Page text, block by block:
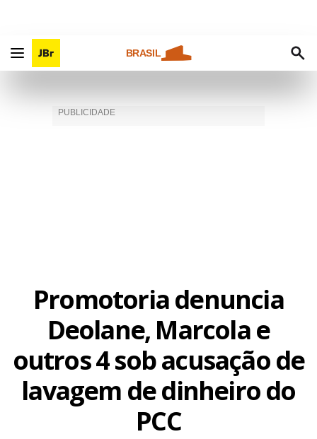
BRASIL
Promotoria denuncia
Deolane, Marcola e
outros 4 sob acusação de
lavagem de dinheiro do
PCC